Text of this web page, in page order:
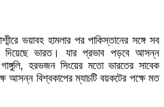
ভয়াবহ হামলার পর পাকিস্তানের সঙ্গে সব
দিয়েছে ভারত। যার প্রভাব পড়বে আসন্ন
হরভজন সিংয়ের মতো ভারতের সাবেক
আসন্ন বিশ্বকাপের ম্যাচটি বয়কটের পক্ষে মত